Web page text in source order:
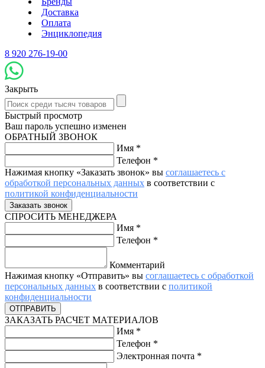
Доставка
Оплата
Энциклопедия
8 920 276-19-00
Закрыть
Быстрый просмотр
Ваш пароль успешно изменен
ОБРАТНЫЙ ЗВОНОК
Имя *
Телефон *
Нажимая кнопку «Заказать звонок» вы соглашаетесь с
обработкой персональных данных в соответствии с
политикой конфиденциальности
СПРОСИТЬ МЕНЕДЖЕРА
Имя *
Телефон *
Комментарий
Нажимая кнопку «Отправить» вы соглашаетесь с обработкой
персональных данных в соответствии с политикой
конфиденциальности
ЗАКАЗАТЬ РАСЧЕТ МАТЕРИАЛОВ
Имя *
Телефон *
Электронная почта *